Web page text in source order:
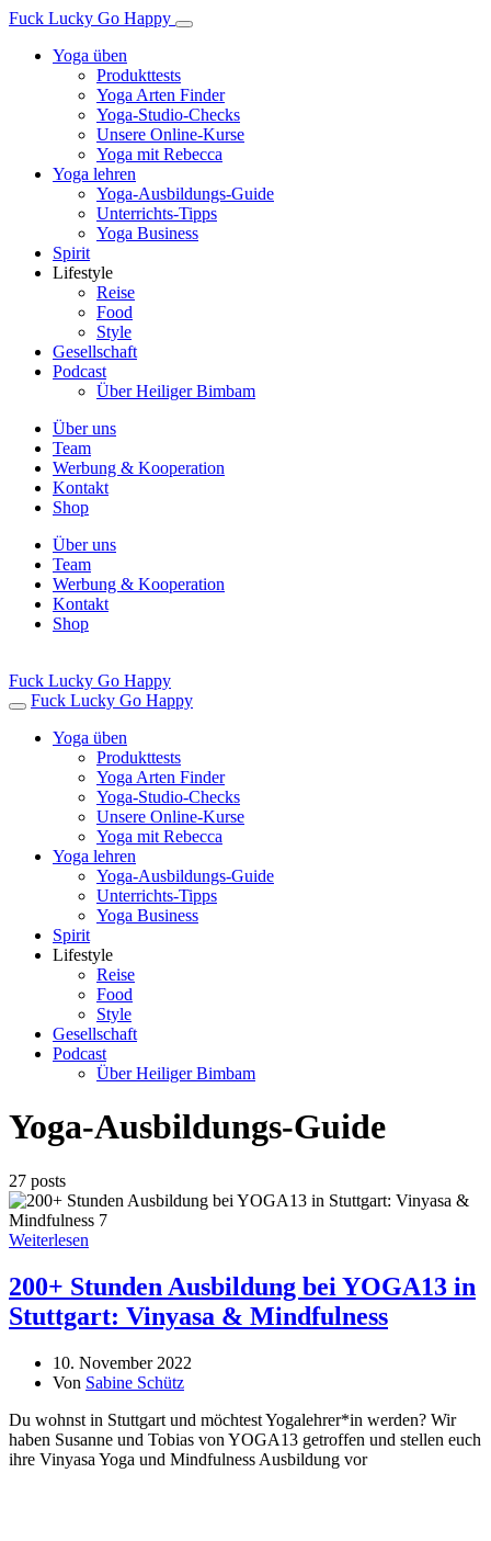
Fuck Lucky Go Happy
Yoga üben
Produkttests
Yoga Arten Finder
Yoga-Studio-Checks
Unsere Online-Kurse
Yoga mit Rebecca
Yoga lehren
Yoga-Ausbildungs-Guide
Unterrichts-Tipps
Yoga Business
Spirit
Lifestyle
Reise
Food
Style
Gesellschaft
Podcast
Über Heiliger Bimbam
Über uns
Team
Werbung & Kooperation
Kontakt
Shop
Über uns
Team
Werbung & Kooperation
Kontakt
Shop
Fuck Lucky Go Happy
Fuck Lucky Go Happy
Yoga üben
Produkttests
Yoga Arten Finder
Yoga-Studio-Checks
Unsere Online-Kurse
Yoga mit Rebecca
Yoga lehren
Yoga-Ausbildungs-Guide
Unterrichts-Tipps
Yoga Business
Spirit
Lifestyle
Reise
Food
Style
Gesellschaft
Podcast
Über Heiliger Bimbam
Yoga-Ausbildungs-Guide
27 posts
Weiterlesen
200+ Stunden Ausbildung bei YOGA13 in
Stuttgart: Vinyasa & Mindfulness
10. November 2022
Von Sabine Schütz
Du wohnst in Stuttgart und möchtest Yogalehrer*in werden? Wir
haben Susanne und Tobias von YOGA13 getroffen und stellen euch
ihre Vinyasa Yoga und Mindfulness Ausbildung vor